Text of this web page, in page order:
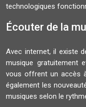
technologiques
Écouter de la
Avec internet, il existe
musique gratuitement
vous offrent un accès
également les
musiques selon le